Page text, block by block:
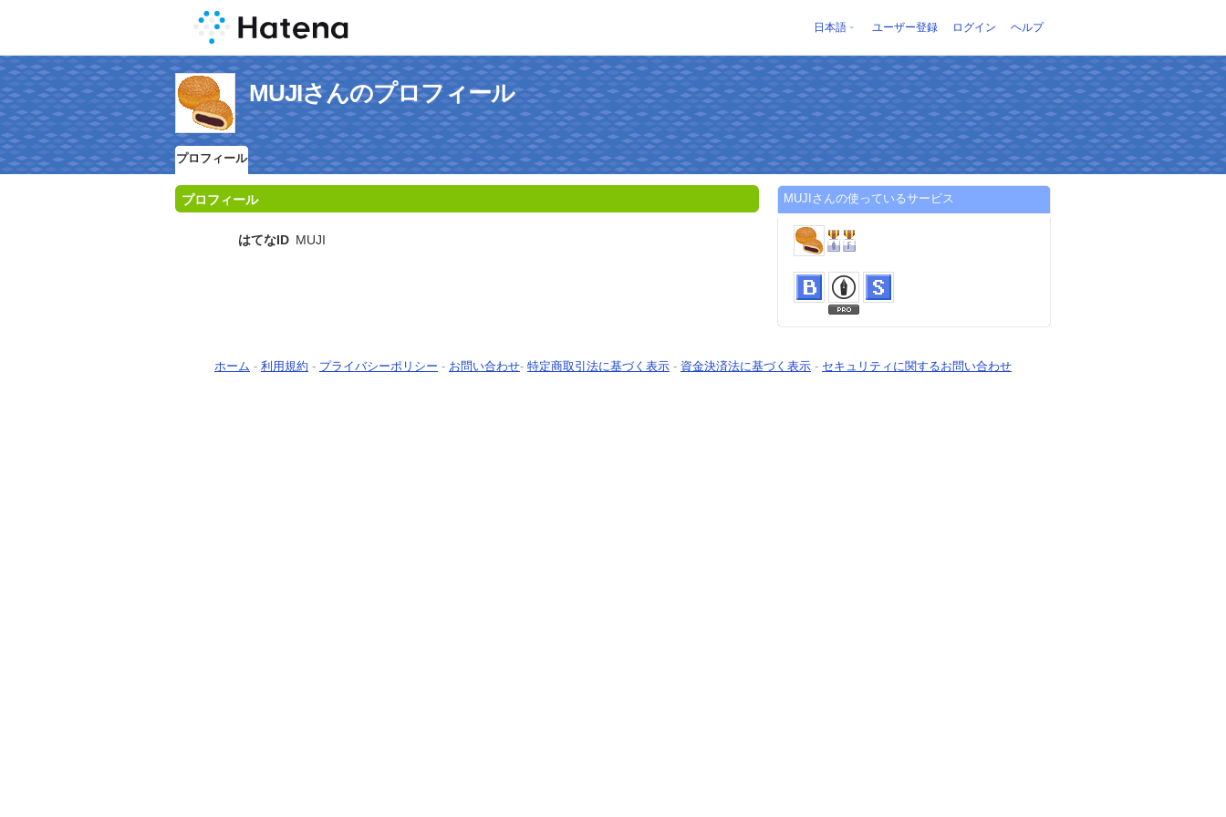
日本語 ユーザー登録 ログイン ヘルプ
MUJIさんのプロフィール
プロフィール
プロフィール
はてなID MUJI
MUJIさんの使っているサービス
ホーム - 利用規約 - プライバシーポリシー - お問い合わせ- 特定商取引法に基づく表示 - 資金決済法に基づく表示 - セキュリティに関するお問い合わせ